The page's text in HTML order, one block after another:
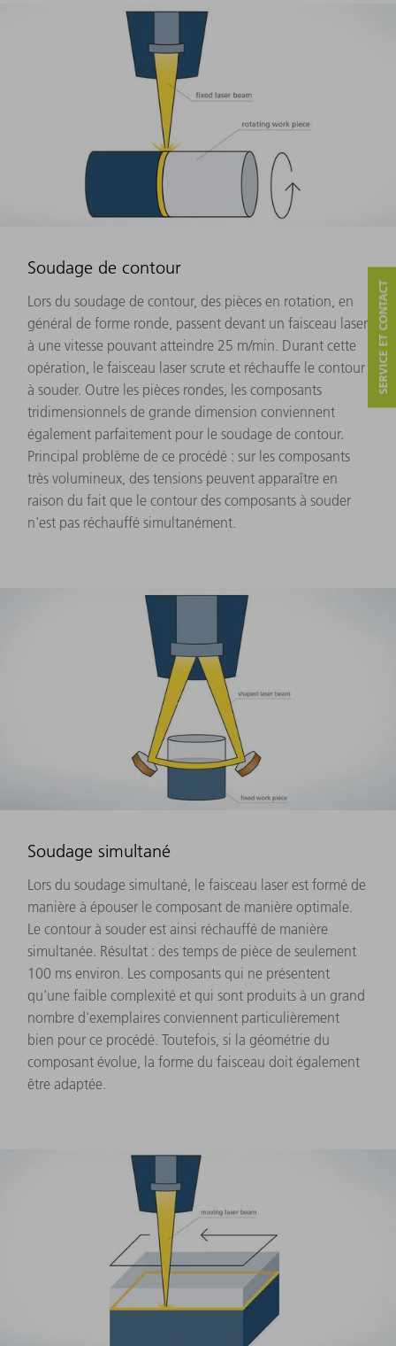
Soudage de contour
Lors du soudage de contour, des pièces en rotation, en
général de forme ronde, passent devant un faisceau laser
à une vitesse pouvant atteindre 25 m/min. Durant cette
opération, le faisceau laser scrute et réchauffe le contour
à souder. Outre les pièces rondes, les composants
tridimensionnels de grande dimension conviennent
également parfaitement pour le soudage de contour.
Principal problème de ce procédé : sur les composants
très volumineux, des tensions peuvent apparaître en
raison du fait que le contour des composants à souder
n'est pas réchauffé simultanément.
Soudage simultané
Lors du soudage simultané, le faisceau laser est formé de
manière à épouser le composant de manière optimale.
Le contour à souder est ainsi réchauffé de manière
simultanée. Résultat : des temps de pièce de seulement
100 ms environ. Les composants qui ne présentent
qu'une faible complexité et qui sont produits à un grand
nombre d'exemplaires conviennent particulièrement
bien pour ce procédé. Toutefois, si la géométrie du
composant évolue, la forme du faisceau doit également
être adaptée.
SERVICE ET CONTACT